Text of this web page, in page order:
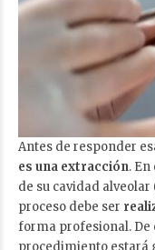
Antes de responder
es una extracción.
de su cavidad
proceso debe ser
forma profesional. De
procedimiento estará